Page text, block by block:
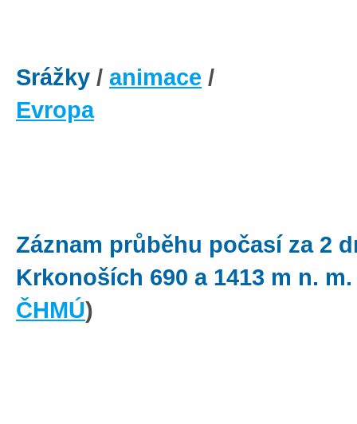
Srážky / animace /
Evropa
Záznam průběhu počasí za 2
Krkonoších 690 a 1413 m n. m.
ČHMÚ)